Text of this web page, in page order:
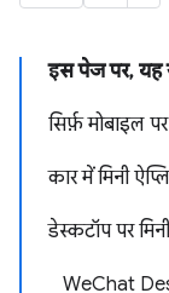
इस पेज पर, यह
सिर्फ़ मोबाइल
कार में मिनी
डेस्कटॉप पर
WeChat